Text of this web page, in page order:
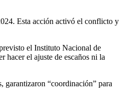
Esta acción activó el conflicto y
el Instituto Nacional de
hacer el ajuste de escaños ni la
garantizaron “coordinación” para